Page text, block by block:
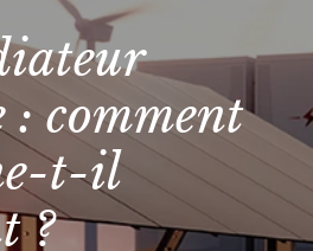
: comment
t-il
?